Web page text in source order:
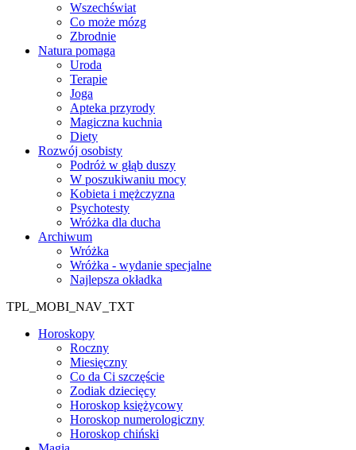
Wszechświat
Co może mózg
Zbrodnie
Natura pomaga
Uroda
Terapie
Joga
Apteka przyrody
Magiczna kuchnia
Diety
Rozwój osobisty
Podróż w głąb duszy
W poszukiwaniu mocy
Kobieta i mężczyzna
Psychotesty
Wróżka dla ducha
Archiwum
Wróżka
Wróżka - wydanie specjalne
Najlepsza okładka
TPL_MOBI_NAV_TXT
Horoskopy
Roczny
Miesięczny
Co da Ci szczęście
Zodiak dziecięcy
Horoskop księżycowy
Horoskop numerologiczny
Horoskop chiński